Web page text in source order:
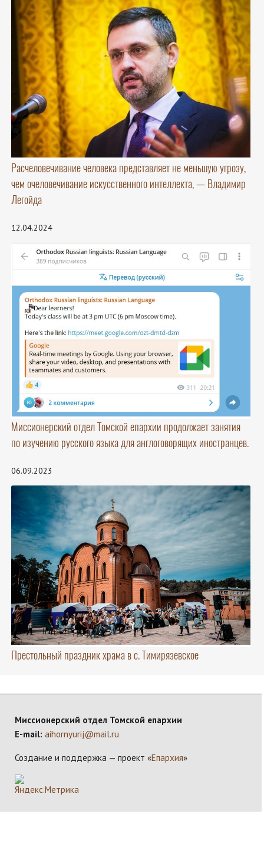
Расчеловечивание человека представляет не меньшую угрозу,
чем очеловечивание искусственного интеллекта, — Владимир
Легойда
12.04.2024
Миссионерский отдел Томской епархии продолжает занятия
по изучению русского языка для англоговорящих иностранцев.
06.09.2023
Престольный праздник храма в с. Тимирязевское
Миссионерский отдел Томской епархии
E-mail: aihornyurij@mail.ru
Создание и поддержка — проект «Епархия»